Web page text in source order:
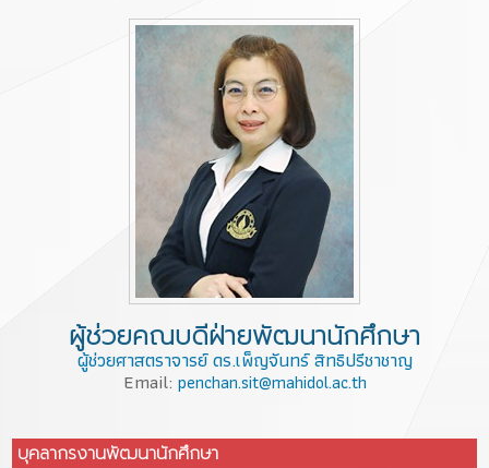
ผู้ช่วยคณบดีฝ่ายพัฒนานักศึกษา
ผู้ช่วยศาสตราจารย์ ดร.เพ็ญจันทร์ สิทธิปรีชาชาญ
Email: penchan.sit@mahidol.ac.th
บุคลากรงานพัฒนานักศึกษา